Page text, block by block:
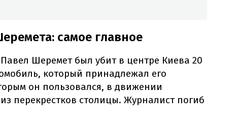
самое главное
Павел Шеремет был убит в центре Киева 20
который принадлежал его
он пользовался, в движении
перекрестков столицы. Журналист погиб